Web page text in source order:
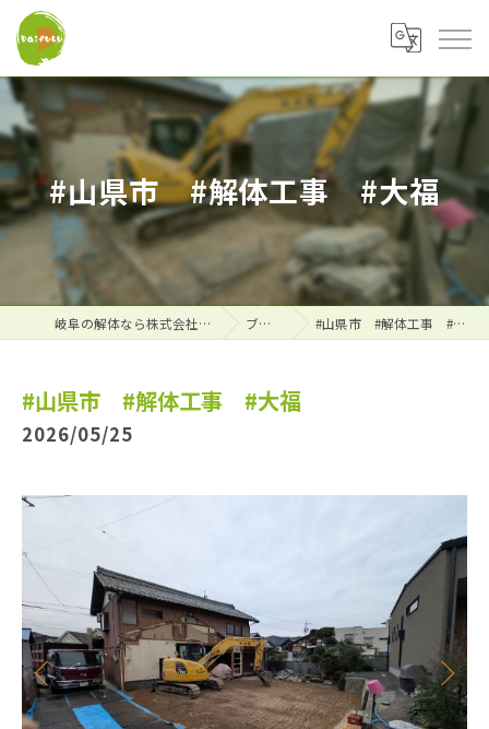
#山県市 #解体工事 #大福
岐阜の解体なら株式会社大福 ブログ #山県市 #解体工事 #大福
#山県市 #解体工事 #大福
2026/05/25